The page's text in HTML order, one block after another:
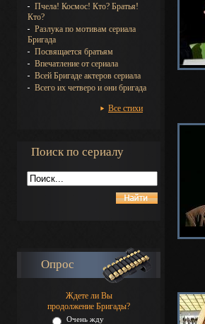
Пчела! Космос! Кто? Братья!
Кто?
Разлука по мотивам сериала
Бригада
Посвящается братьям
Впечатление от сериала
Всей Бригаде актеров сериала
Всего их четверо и они бригада
Все стихи
Поиск по сериалу
Опрос
Ждете ли Вы
продолжение Бригады?
Очень жду